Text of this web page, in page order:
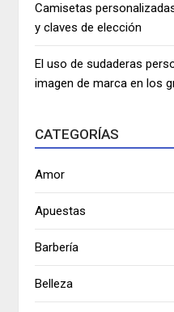
Camisetas
y claves de elección
El uso de sudaderas
imagen de marca en los
CATEGORÍAS
Amor
Apuestas
Barbería
Belleza